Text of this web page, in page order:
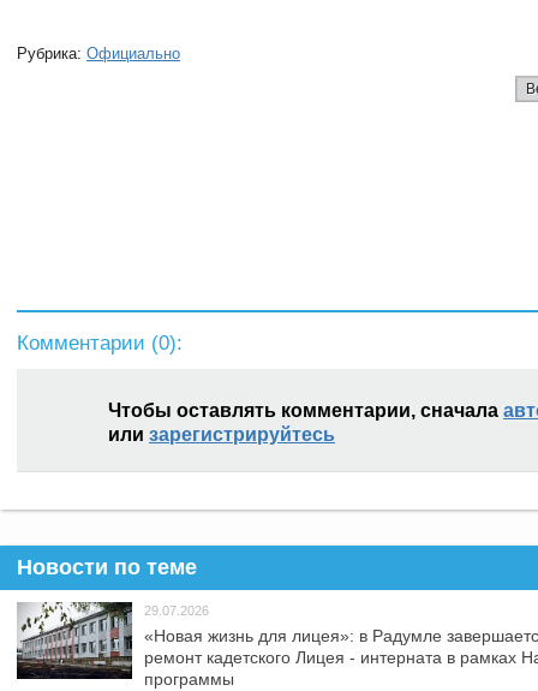
Рубрика: Официально
Комментарии (0):
Чтобы оставлять комментарии, сначала
или зарегистрируйтесь
Новости по теме
29.07.2026
«Новая жизнь для лицея»: в Радумле
ремонт кадетского Лицея - интерната в рамках
программы